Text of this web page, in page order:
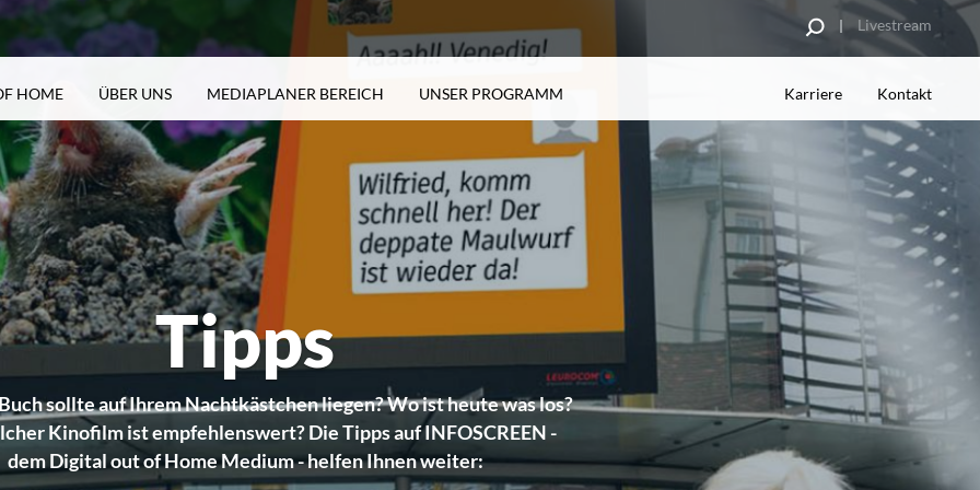
Livestream
HOME ÜBER UNS
PRESSE & EVENTS
Pressemeldungen
UNSERE PARTNER
Verkehrsbetriebe
Kultur
Sport
MEDIAPLANER BEREICH
UNSERE PRODUKTE
Sonderwerbeformen
PREISGESTALTUNG
Fakten aus der Media-Analyse
Mediaplaner
Motivtester
INSPIRATIONEN
Kampagnenbeispiele
Spotgestaltung
UNSER PROGRAMM Karriere Kontakt
ANFRAGE
Anfrage
Hinweisgebersystem
Tipps
sollte auf Ihrem Nachtkästchen liegen? Wo ist heute was los?
Kinofilm ist empfehlenswert? Die Tipps auf INFOSCREEN -
demDigital out of Home Medium- helfen Ihnen weiter: